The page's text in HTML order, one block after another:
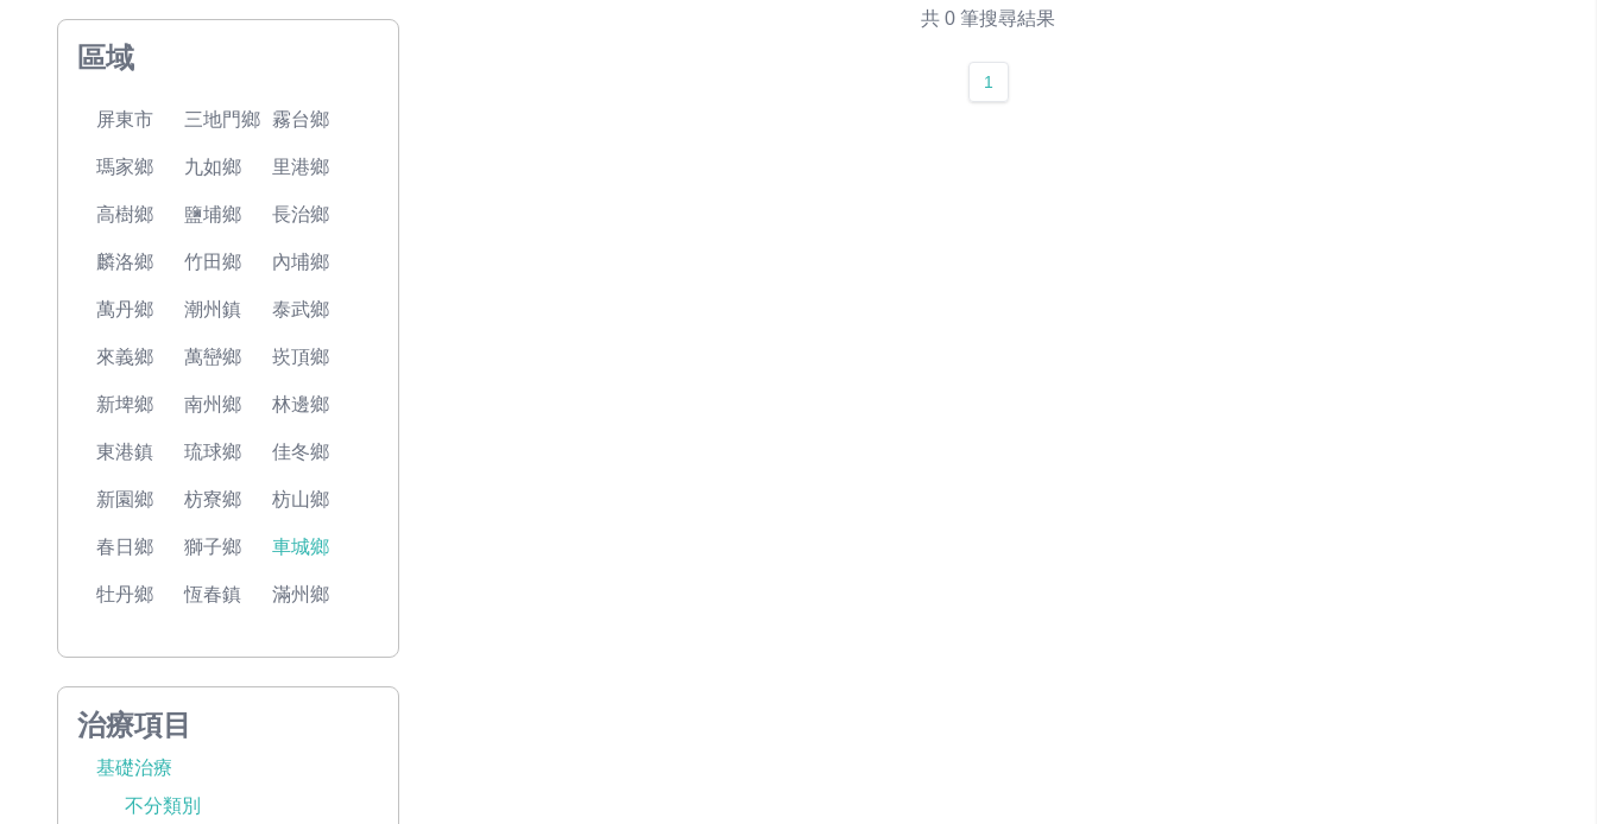
區域
屏東市 三地門鄉 霧台鄉
瑪家鄉 九如鄉 里港鄉
高樹鄉 鹽埔鄉 長治鄉
麟洛鄉 竹田鄉 內埔鄉
萬丹鄉 潮州鎮 泰武鄉
來義鄉 萬巒鄉 崁頂鄉
新埤鄉 南州鄉 林邊鄉
東港鎮 琉球鄉 佳冬鄉
新園鄉 枋寮鄉 枋山鄉
春日鄉 獅子鄉 車城鄉
牡丹鄉 恆春鎮 滿州鄉
治療項目
基礎治療
不分類別
共 0 筆搜尋結果
1